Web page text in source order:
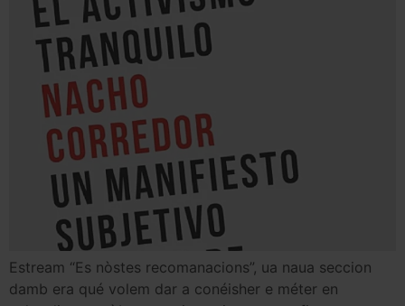
Estream “Es nòstes recomanacions”, ua naua seccion
damb era qué volem dar a conéisher e méter en